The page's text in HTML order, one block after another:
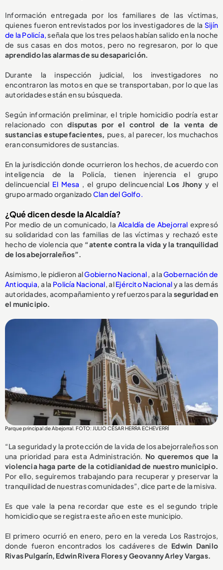
Información entregada por los familiares de las víctimas,
quienes fueron entrevistados por los investigadores de la Sijín
de la Policía,señala que los tres pelaos habían salido en la noche
de sus casas en dos motos, pero no regresaron, por lo que
aprendido las alarmas de su desaparición.
Durante la inspección judicial, los investigadores no
encontraron las motos en que se transportaban, por lo que las
autoridades están en su búsqueda.
Según información preliminar, el triple homicidio podría estar
relacionado condisputas por el control de la venta de
sustancias estupefacientes, pues, al parecer, los muchachos
eran consumidores de sustancias.
En la jurisdicción donde ocurrieron los hechos, de acuerdo con
inteligencia de la Policía, tienen injerencia el grupo
delincuencial El Mesa , el grupo delincuencial Los Jhonyy el
grupo armado organizadoClan del Golfo.
¿Qué dicen desde la Alcaldía?
Por medio de un comunicado, la Alcaldía de Abejorral expresó
su solidaridad con las familias de las víctimas y rechazó este
hecho de violencia que “atente contra la vida y la tranquilidad
de los abejorraleños”.
Asimismo, le pidieron alGobierno Nacional, a laGobernación de
Antioquia, a la Policía Nacional, alEjército Nacionaly a las demás
autoridades, acompañamiento y refuerzos para la seguridad en
el municipio.
Parque principal de Abejorral. FOTO: JULIO CÉSAR HERRA ECHEVERRÍ
“La seguridad y la protección de la vida de los abejorraleños son
una prioridad para esta Administración. No queremos que la
violencia haga parte de la cotidianidad de nuestro municipio.
Por ello, seguiremos trabajando para recuperar y preservar la
tranquilidad de nuestras comunidades”, dice parte de la misiva.
Es que vale la pena recordar que este es el segundo triple
homicidio que se registra este año en este municipio.
El primero ocurrió en enero, pero en la vereda Los Rastrojos,
donde fueron encontrados los cadáveres de Edwin Danilo
Rivas Pulgarín, Edwin Rivera Flores y Geovanny Arley Vargas.